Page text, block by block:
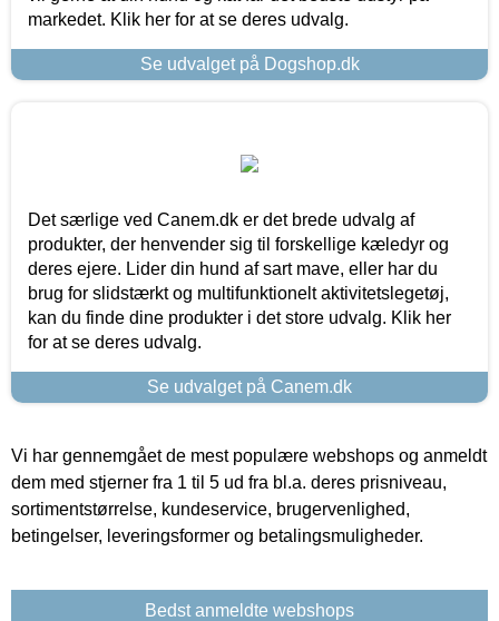
markedet. Klik her for at se deres udvalg.
Se udvalget på Dogshop.dk
Det særlige ved Canem.dk er det brede udvalg af
produkter, der henvender sig til forskellige kæledyr og
deres ejere. Lider din hund af sart mave, eller har du
brug for slidstærkt og multifunktionelt aktivitetslegetøj,
kan du finde dine produkter i det store udvalg. Klik her
for at se deres udvalg.
Se udvalget på Canem.dk
Vi har gennemgået de mest populære webshops og anmeldt
dem med stjerner fra 1 til 5 ud fra bl.a. deres prisniveau,
sortimentstørrelse, kundeservice, brugervenlighed,
betingelser, leveringsformer og betalingsmuligheder.
Bedst anmeldte webshops